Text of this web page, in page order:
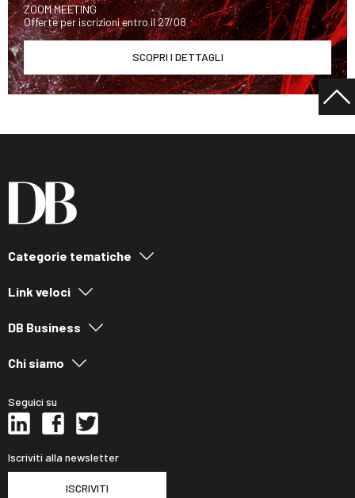
ZOOM MEETING
Offerte per iscrizioni entro il 27/08
SCOPRI I DETTAGLI
Categorie tematiche
Link veloci
DB Business
Chi siamo
Seguici su
Iscriviti alla newsletter
ISCRIVITI